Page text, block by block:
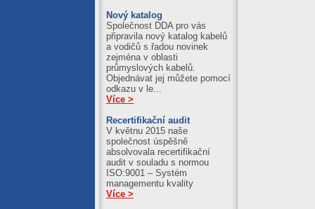
Nový katalog
Společnost DDA pro vás
připravila nový katalog kabelů
a vodičů s řadou novinek
zejména v oblasti
průmyslových kabelů.
Objednávat jej můžete pomocí
odkazu v le...
Více >
Recertifikační audit
V květnu 2015 naše
společnost úspěšně
absolvovala recertifikační
audit v souladu s normou
ISO:9001 – Systém
managementu kvality
Více >